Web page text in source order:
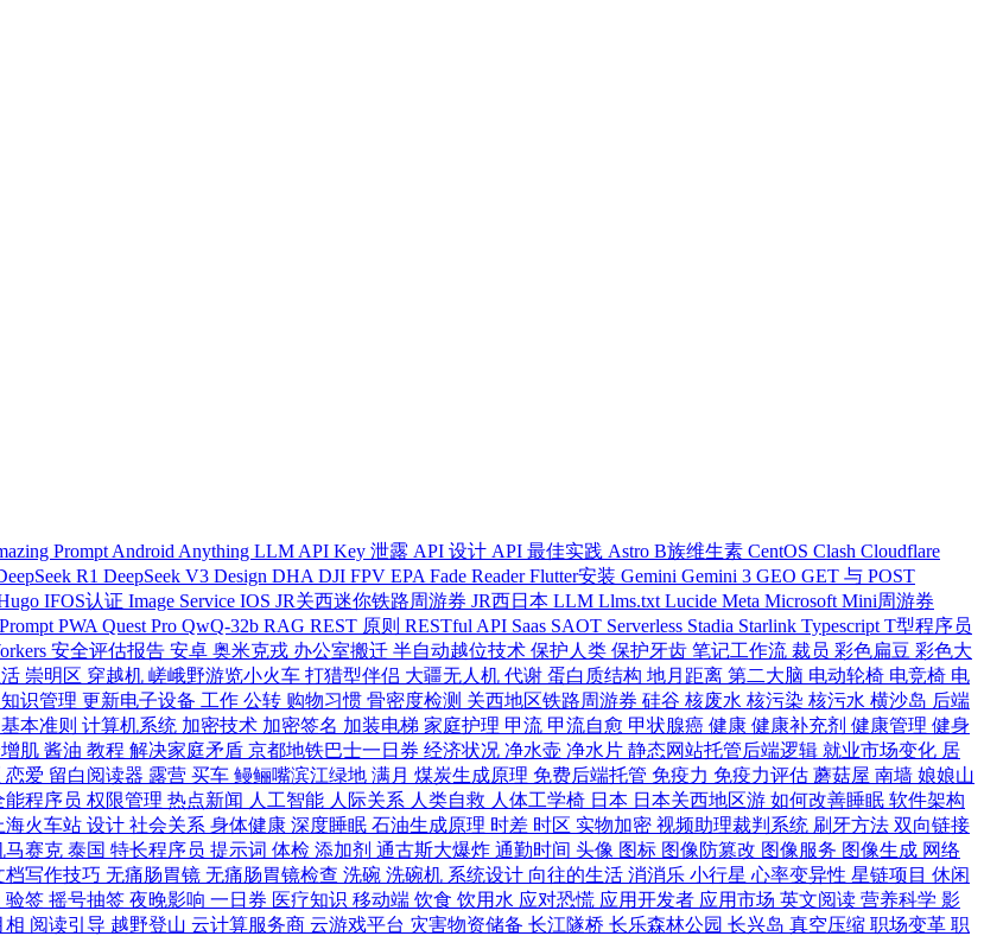
Prompt Android Anything LLM API Key 泄露 API 设计 API 最佳实践 Astro B族维生素 CentOS Clash Cloudflare
R1 DeepSeek V3 Design DHA DJI FPV EPA Fade ReaderFlutter安装 Gemini Gemini 3 GEO GET 与 POST
IFOS认证 Image Service IOS JR关西迷你铁路周游券 JR西日本 LLM Llms.txt Lucide Meta Microsoft Mini周游券
Prompt PWA Quest Pro QwQ-32b RAG REST 原则 RESTful API Saas SAOT Serverless Stadia Starlink Typescript T型程序员
安全评估报告 安卓 奥米克戎 办公室搬迁 半自动越位技术 保护人类 保护牙齿 笔记工作流 裁员 彩色扁豆 彩色大
崇明区 穿越机 嵯峨野游览小火车 打猎型伴侣 大疆无人机 代谢 蛋白质结构 地月距离 第二大脑 电动轮椅 电竞椅 电
识管理 更新电子设备 工作 公转 购物习惯 骨密度检测 关西地区铁路周游券 硅谷 核废水 核污染 核污水 横沙岛 后端
基本准则 计算机系统 加密技术 加密签名 加装电梯 家庭护理 甲流 甲流自愈 甲状腺癌 健康 健康补充剂 健康管理 健身
肌 酱油 教程 解决家庭矛盾 京都地铁巴士一日券 经济状况 净水壶 净水片 静态网站托管后端逻辑 就业市场变化 居
恋爱 留白阅读器 露营 买车 鳗鲡嘴滨江绿地 满月 煤炭生成原理 免费后端托管 免疫力 免疫力评估 蘑菇屋 南墙 娘娘山
能程序员 权限管理 热点新闻 人工智能 人际关系 人类自救 人体工学椅 日本 日本关西地区游 如何改善睡眠 软件架构
海火车站 设计 社会关系 身体健康 深度睡眠 石油生成原理 时差 时区 实物加密 视频助理裁判系统 刷牙方法 双向链接
马赛克 泰国 特长程序员 提示词 体检 添加剂 通古斯大爆炸 通勤时间 头像 图标 图像防篡改 图像服务 图像生成 网络
档写作技巧 无痛肠胃镜 无痛肠胃镜检查 洗碗 洗碗机 系统设计 向往的生活 消消乐 小行星 心率变异性 星链项目 休闲
验签 摇号抽签 夜晚影响 一日券 医疗知识 移动端 饮食 饮用水 应对恐慌 应用开发者 应用市场 英文阅读 营养科学 影
相 阅读引导 越野登山 云计算服务商 云游戏平台 灾害物资储备 长江隧桥 长乐森林公园 长兴岛 真空压缩 职场变革 职